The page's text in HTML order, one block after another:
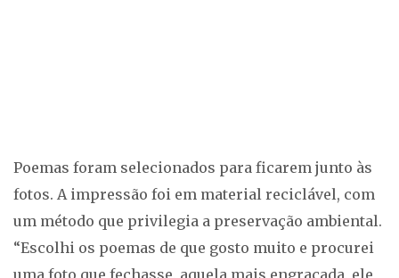
Poemas foram selecionados para ficarem junto às
fotos. A impressão foi em material reciclável, com
um método que privilegia a preservação ambiental.
“Escolhi os poemas de que gosto muito e procurei